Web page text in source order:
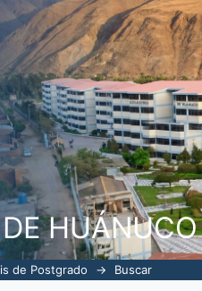
HUÁNUCO
de Postgrado → Buscar